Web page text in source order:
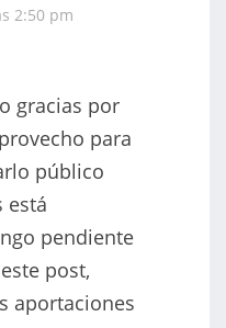
2:50 pm
gracias por
para
público
está
pendiente
post,
aportaciones